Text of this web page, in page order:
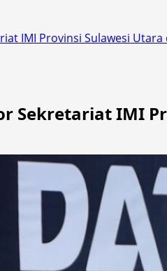
IMI Provinsi Sulawesi
Sekretariat IMI